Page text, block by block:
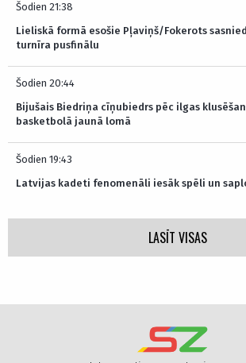
Šodien 21:38
Lieliskā formā esošie Pļaviņš/Fokerots
turnīra pusfinālu
Šodien 20:44
Bijušais Biedriņa cīņubiedrs pēc ilgas
basketbolā jaunā lomā
Šodien 19:43
Latvijas kadeti fenomenāli iesāk spēli un
LASĪT VISAS